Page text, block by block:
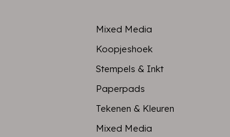
Mixed Media
Koopjeshoek
Stempels & Inkt
Paperpads
Tekenen & Kleuren
Mixed Media